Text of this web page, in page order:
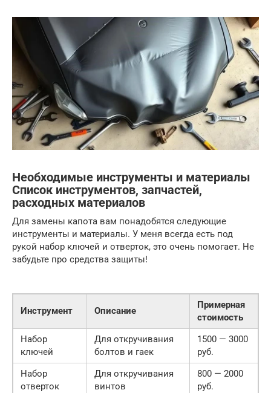
Необходимые инструменты и материалы
Список инструментов, запчастей,
расходных материалов
Для замены капота вам понадобятся следующие
инструменты и материалы. У меня всегда есть под
рукой набор ключей и отверток, это очень помогает. Не
забудьте про средства защиты!
Инструмент Описание
Примерная
стоимость
Набор
ключей
Для откручивания
болтов и гаек
1500 — 3000
руб.
Набор
отверток
Для откручивания
винтов
800 — 2000
руб.